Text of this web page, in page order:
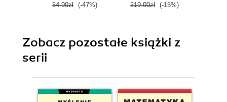
54.90zł (-47%) 219.00zł (-15%)
Zobacz pozostałe książki z
serii